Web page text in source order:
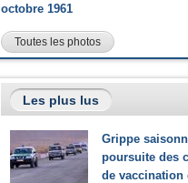
octobre 1961
Toutes les photos
Les plus lus
Grippe
poursuite des
de vaccination